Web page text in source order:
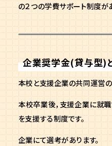
の２つの学費サポート制度が
企業奨学金(貸与型)
本校と支援企業の共同運営の
本校卒業後，支援企業に就
を支援する制度です。
企業にて選考があります。